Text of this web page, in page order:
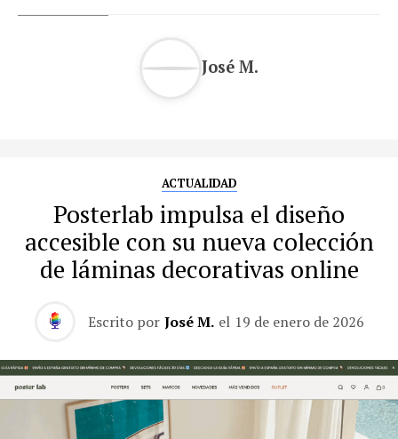
José M.
ACTUALIDAD
Posterlab impulsa el diseño
accesible con su nueva colección
de láminas decorativas online
Escrito por José M. el 19 de enero de 2026